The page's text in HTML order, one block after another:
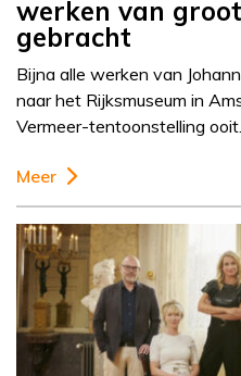
werken van
gebracht
Bijna alle werken van
naar het Rijksmuseum in
Vermeer-tentoonstelling
Meer